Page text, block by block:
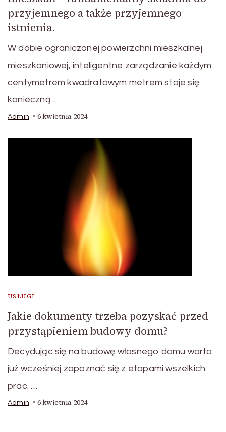
przyjemnego a także przyjemnego
istnienia.
W dobie ograniczonej powierzchni mieszkalnej
mieszkaniowej, inteligentne zarządzanie każdym
centymetrem kwadratowym metrem staje się
konieczną …
Admin 6 kwietnia 2024
USŁUGI
Jakie dokumenty trzeba pozyskać przed
przystąpieniem budowy domu?
Decydując się na budowę własnego domu warto
już wcześniej zapoznać się z etapami wszelkich
prac. …
Admin 6 kwietnia 2024